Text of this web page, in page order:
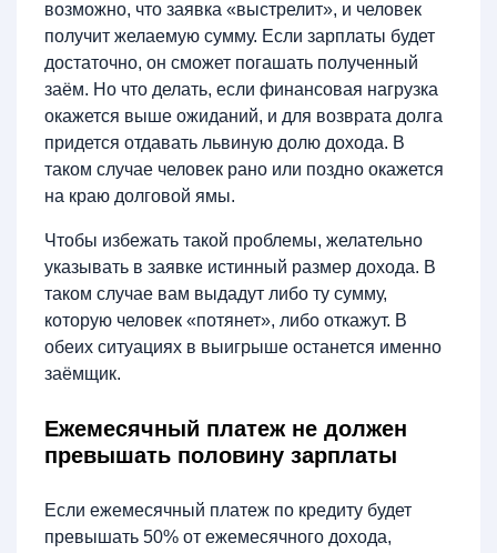
возможно, что заявка «выстрелит», и человек
получит желаемую сумму. Если зарплаты будет
достаточно, он сможет погашать полученный
заём. Но что делать, если финансовая нагрузка
окажется выше ожиданий, и для возврата долга
придется отдавать львиную долю дохода. В
таком случае человек рано или поздно окажется
на краю долговой ямы.
Чтобы избежать такой проблемы, желательно
указывать в заявке истинный размер дохода. В
таком случае вам выдадут либо ту сумму,
которую человек «потянет», либо откажут. В
обеих ситуациях в выигрыше останется именно
заёмщик.
Ежемесячный платеж не должен
превышать половину зарплаты
Если ежемесячный платеж по кредиту будет
превышать 50% от ежемесячного дохода,